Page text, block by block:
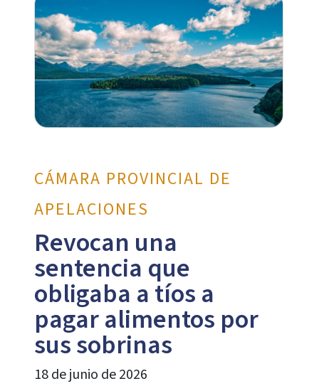
CÁMARA PROVINCIAL DE
APELACIONES
Revocan una
sentencia que
obligaba a tíos a
pagar alimentos por
sus sobrinas
18 de junio de 2026